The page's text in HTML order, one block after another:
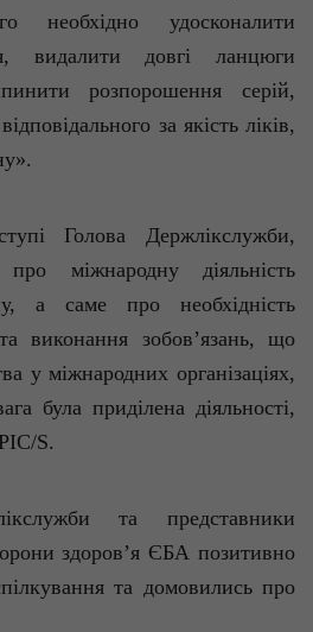
необхідно удосконалити
видалити довгі ланцюги
розпорошення серій,
за якість ліків,
Голова Держлікслужби,
міжнародну діяльність
а саме про необхідність
виконання зобов’язань, що
у міжнародних організаціях,
була приділена діяльності,
PIС/S.
та представники
здоров’я ЄБА позитивно
та домовились про